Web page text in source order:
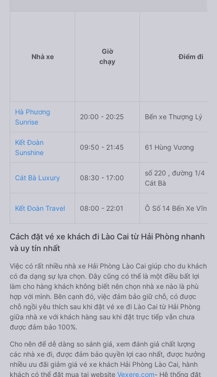
Số điện thoại đặt mua vé xe Hải Phòng Lào Cai:
Bảng tổng hợp thông
Hà Phương
Sunrise
Kết Đoàn
Sunshine
09:50 - 21:45 61 Hùng Vương
Cát Bà Luxury 08:30 - 17:00
số 220 , đường 1/4 ,
Kết Đoàn Travel 08:00 - 22:01 Ô Số 14 Bến Xe Vĩnh